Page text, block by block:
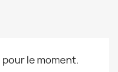
le moment.